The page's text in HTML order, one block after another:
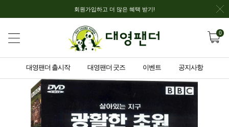
회원가입하고 더 많은 혜택 받기!
0
대영팬더 출시작 대영팬더 굿즈 이벤트 공지사항